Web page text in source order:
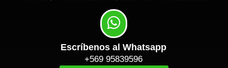
Escríbenos al Whatsapp
+569 95839596